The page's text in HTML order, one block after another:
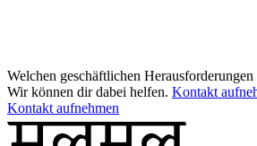
Welchen geschäftlichen Herausforderungen
Wir können dir dabei helfen. Kontakt
Kontakt aufnehmen